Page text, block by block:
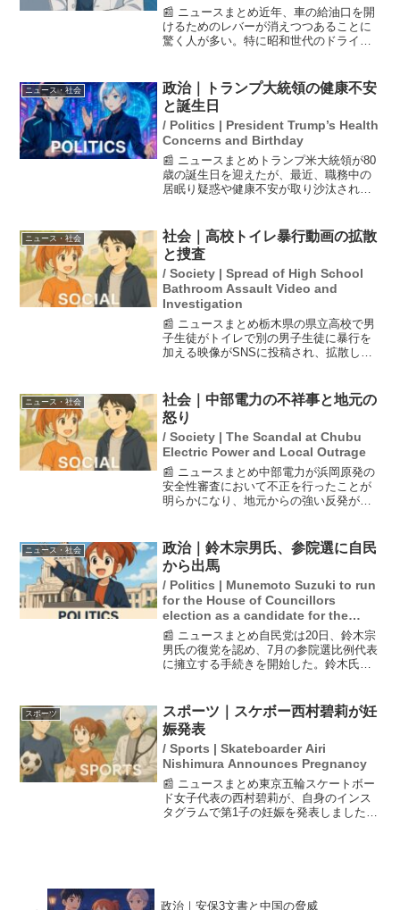
📰 ニュースまとめ近年、車の給油口を開
けるためのレバーが消えつつあることに
驚く人が多い。特に昭和世代のドライバ
る。しかし、最近の車両では燃費の向上
やキャップレス給油口の普...
ニュース・社会
政治｜トランプ大統領の健康不安
と誕生日
/ Politics | President Trump’s Health
Concerns and Birthday
📰 ニュースまとめトランプ米大統領が80
歳の誕生日を迎えたが、最近、職務中の
居眠り疑惑や健康不安が取り沙汰されて
然として消えない。トランプ氏は米史上
最高齢の大統領であり...
ニュース・社会
社会｜高校トイレ暴行動画の拡散
と捜査
/ Society | Spread of High School
Bathroom Assault Video and
Investigation
📰 ニュースまとめ栃木県の県立高校で男
子生徒がトイレで別の男子生徒に暴行を
加える映像がSNSに投稿され、拡散して
ていることを明らかにした。元刑事の意
見では、このような行...
ニュース・社会
社会｜中部電力の不祥事と地元の
怒り
/ Society | The Scandal at Chubu
Electric Power and Local Outrage
📰 ニュースまとめ中部電力が浜岡原発の
安全性審査において不正を行ったことが
明らかになり、地元からの強い反発が起
しており、これらの問題は原子力事業の
根幹にかかわる重大な...
ニュース・社会
政治｜鈴木宗男氏、参院選に自民
から出馬
/ Politics | Munemoto Suzuki to run
for the House of Councillors
election as a candidate for the
Liberal Democratic Party.
📰 ニュースまとめ自民党は20日、鈴木宗
男氏の復党を認め、7月の参院選比例代表
に擁立する手続きを開始した。鈴木氏は
控え、有権者が何を重視するかが注目さ
れている。特に経済...
スポーツ
スポーツ｜スケボー西村碧莉が妊
娠発表
/ Sports | Skateboarder Airi
Nishimura Announces Pregnancy
📰 ニュースまとめ東京五輪スケートボー
ド女子代表の西村碧莉が、自身のインス
タグラムで第1子の妊娠を発表しました。
政治｜安保3文書と中国の脅威